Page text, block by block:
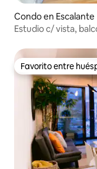
Condo en Escalante
Estudio c/ vista,
Favorito entre
Favorito entre